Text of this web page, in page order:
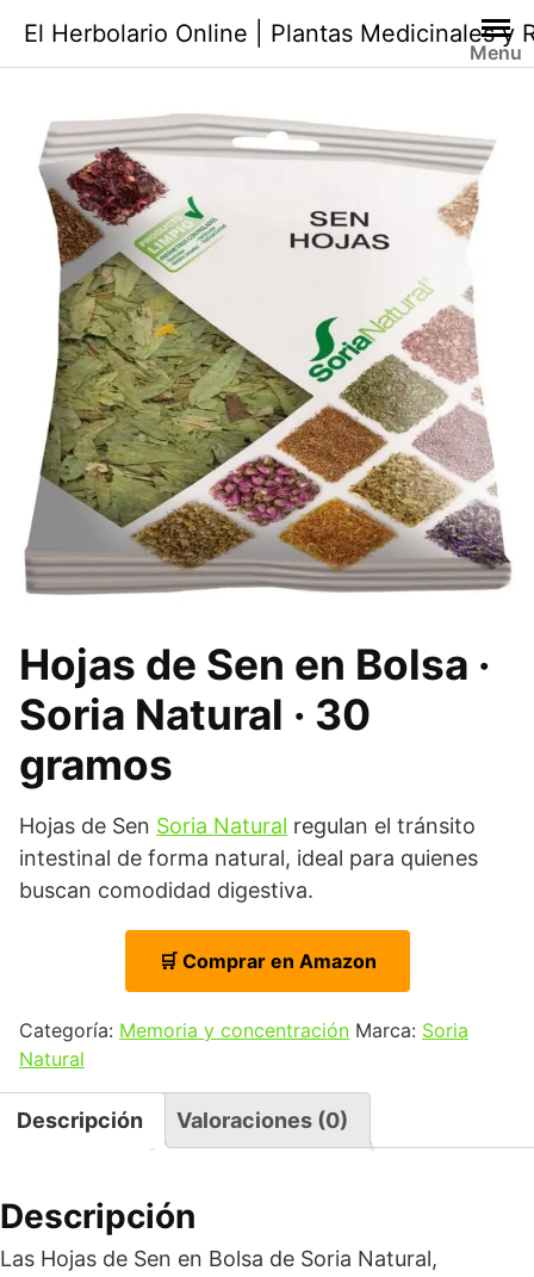
contenido
El Herbolario Online | Plantas Medicinales y
Menu
Hojas de Sen en Bolsa ·
Soria Natural · 30
gramos
Hojas de Sen Soria Natural regulan el tránsito
intestinal de forma natural, ideal para quienes
buscan comodidad digestiva.
🛒 Comprar en Amazon
Categoría: Memoria y concentración Marca: Soria
Natural
Descripción Valoraciones (0)
Descripción
Las Hojas de Sen en Bolsa de Soria Natural,